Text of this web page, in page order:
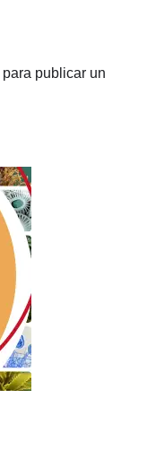
para publicar un